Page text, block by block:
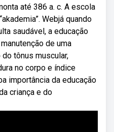
até 386 a. c. A escola
Webjá quando
saudável, a educação
de uma
tônus muscular,
no corpo e índice
importância da educação
criança e do